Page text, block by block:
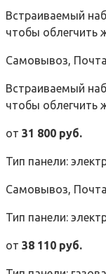
Встраиваемый
чтобы облегчить
Самовывоз,
Встраиваемый
чтобы облегчить
от 31 800 руб.
Тип панели:
Самовывоз,
Тип панели:
от 38 110 руб.